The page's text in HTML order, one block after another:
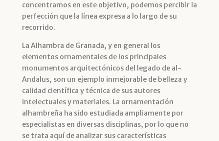
concentramos en este objetivo, podemos percibir la
perfección que la línea expresa a lo largo de su
recorrido.
La Alhambra de Granada, y en general los
elementos ornamentales de los principales
monumentos arquitectónicos del legado de al-
Andalus, son un ejemplo inmejorable de belleza y
calidad científica y técnica de sus autores
intelectuales y materiales. La ornamentación
alhambreña ha sido estudiada ampliamente por
especialistas en diversas disciplinas, por lo que no
se trata aquí de analizar sus características